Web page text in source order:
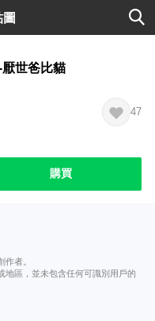
世爸比貓
47
購買
者。
地區，並未包含任何可識別用戶的